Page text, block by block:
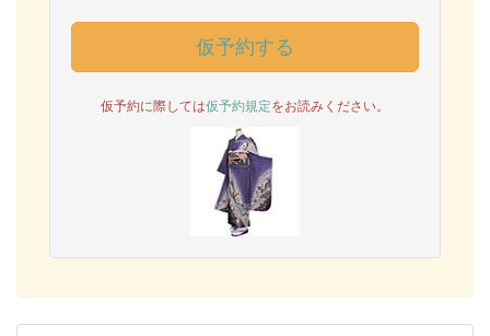
仮予約する
仮予約に際しては仮予約規定をお読みください。